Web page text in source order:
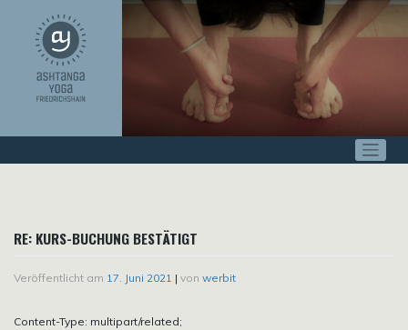
springen
RE: KURS-BUCHUNG BESTÄTIGT
Veröffentlicht am 17. Juni 2021 | von werbit
Content-Type: multipart/related;